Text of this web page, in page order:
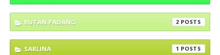
RUTAN PADANG 2
SARLINA 1